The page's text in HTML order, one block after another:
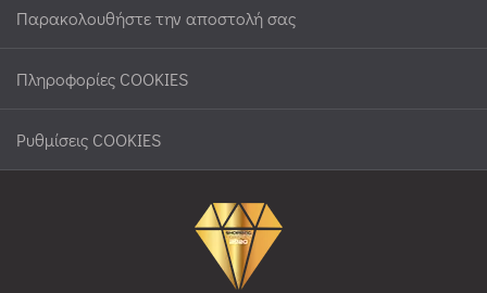
Παρακολουθήστε την αποστολή σας
Πληροφορίες COOKIES
Ρυθμίσεις COOKIES